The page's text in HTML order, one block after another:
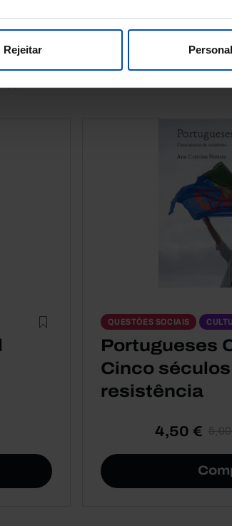
Rejeitar
QUESTÕES SOCIAIS
Portugueses
Cinco
resistência
4,50 €